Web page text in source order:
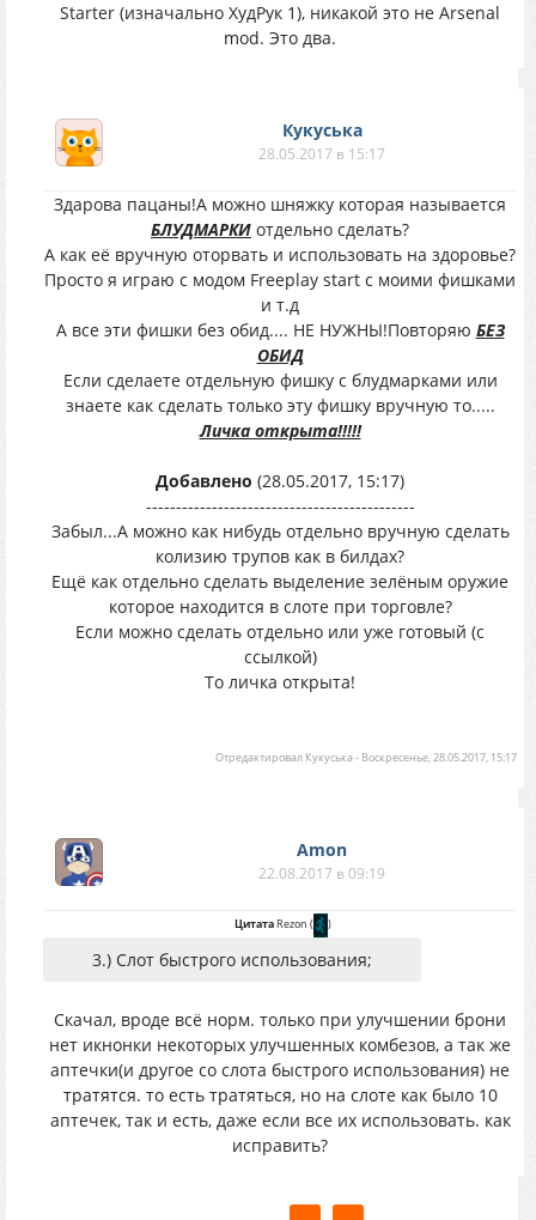
Starter (изначально ХудРук 1), никакой это не Arsenal
mod. Это два.
Кукуська
28.05.2017 в 15:17
Здарова пацаны!А можно шняжку которая называется
БЛУДМАРКИ отдельно сделать?
А как её вручную оторвать и использовать на здоровье?
Просто я играю с модом Freeplay start с моими фишками
и т.д
А все эти фишки без обид.... НЕ НУЖНЫ!Повторяю БЕЗ
ОБИД
Если сделаете отдельную фишку с блудмарками или
знаете как сделать только эту фишку вручную то.....
Личка открыта!!!!!
Добавлено (28.05.2017, 15:17)
---------------------------------------------
Забыл...А можно как нибудь отдельно вручную сделать
колизию трупов как в билдах?
Ещё как отдельно сделать выделение зелёным оружие
которое находится в слоте при торговле?
Если можно сделать отдельно или уже готовый (с
ссылкой)
То личка открыта!
Отредактировал Кукуська- Воскресенье, 28.05.2017, 15:17
Amon
22.08.2017 в 09:19
ЦитатаRezon ( )
3.) Слот быстрого использования;
Скачал, вроде всё норм. только при улучшении брони
нет икнонки некоторых улучшенных комбезов, а так же
аптечки(и другое со слота быстрого использования) не
тратятся. то есть тратяться, но на слоте как было 10
аптечек, так и есть, даже если все их использовать. как
исправить?